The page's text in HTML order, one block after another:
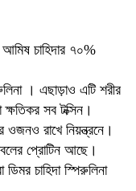
আমিষ চাহিদার ৭০%
। এছাড়াও এটি শরীর
সব টক্সিন।
ওজনও রাখে নিয়ন্ত্রনে।
প্রোটিন আছে।
চাহিদা স্পিরুলিনা